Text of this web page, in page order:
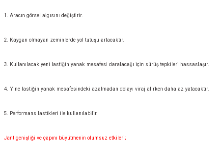
1. Aracın görsel algısını değiştirir.
2. Kaygan olmayan zeminlerde yol tutuşu artacaktır.
3. Kullanılacak yeni lastiğin yanak mesafesi daralacağı için sürüş tepkileri hassaslaşır.
4. Yine lastiğin yanak mesafesindeki azalmadan dolayı viraj alırken daha az yatacaktır.
5. Performans lastikleri ile kullanılabilir.
Jant genişliği ve çapını büyütmenin olumsuz etkileri;